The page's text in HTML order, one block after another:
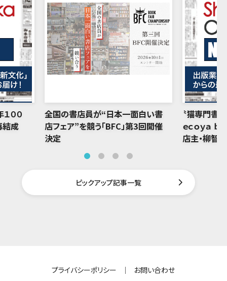
００
結成
全国の書店員が“日本一面白い書
店フェア”を競う「BFC」第3回開催
決定
〝猫専門書
ｅｃｏｙａ ｂ
店主・柳智
ピックアップ記事一覧
プライバシーポリシー ｜
お問い合わせ